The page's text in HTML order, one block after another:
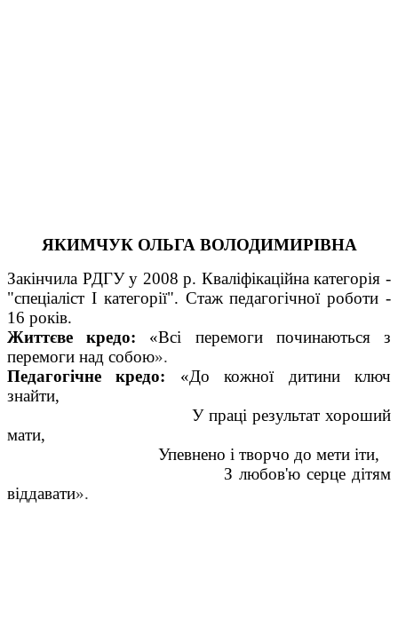
ЯКИМЧУК ОЛЬГА ВОЛОДИМИРІВНА
Закінчила РДГУ у 2008 р. Кваліфікаційна категорія -
"спеціаліст І категорії". Стаж педагогічної роботи -
16 років.
Життєве кредо:
«Всі перемоги починаються з
перемоги над собою».
Педагогічне кредо:
«До кожної дитини ключ
знайти,
У праці результат хороший
мати,
Упевнено і творчо до мети іти,
З любов'ю серце дітям
віддавати».